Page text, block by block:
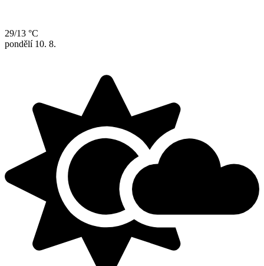
29/13 °C
pondělí 10. 8.